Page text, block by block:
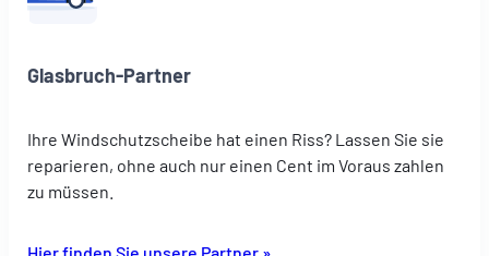
Glasbruch-Partner
Ihre Windschutzscheibe hat einen Riss? Lassen Sie sie
reparieren, ohne auch nur einen Cent im Voraus zahlen
zu müssen.